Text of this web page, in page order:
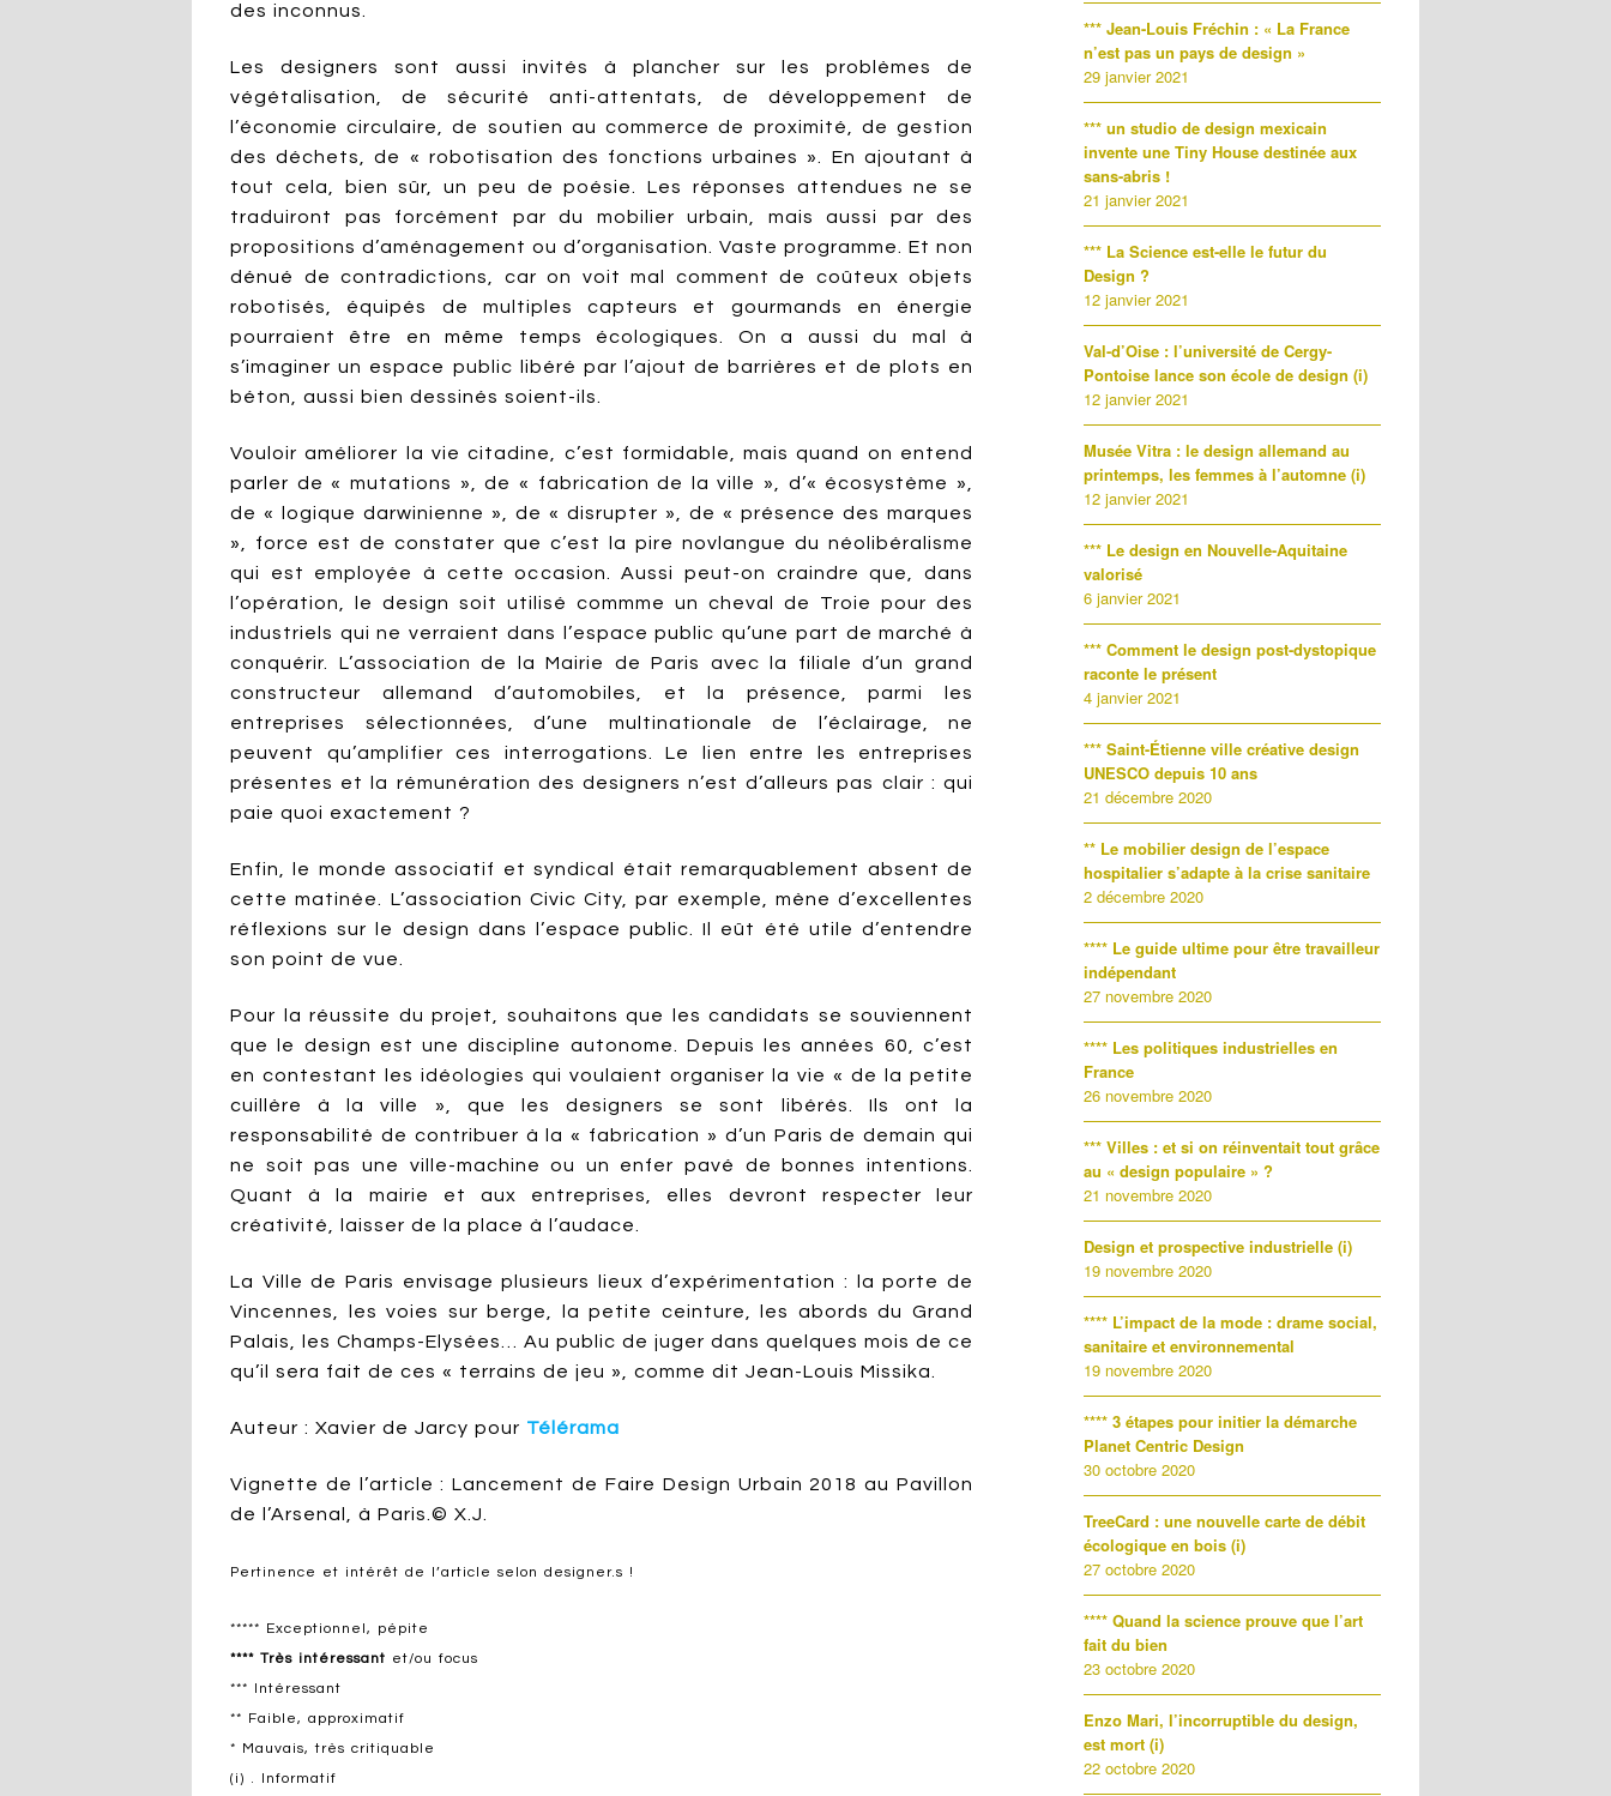
des inconnus.
Les designers sont aussi invités à plancher sur les problèmes de
végétalisation, de sécurité anti-attentats, de développement de
l’économie circulaire, de soutien au commerce de proximité, de gestion
des déchets, de « robotisation des fonctions urbaines ». En ajoutant à
tout cela, bien sûr, un peu de poésie. Les réponses attendues ne se
traduiront pas forcément par du mobilier urbain, mais aussi par des
propositions d’aménagement ou d’organisation. Vaste programme. Et non
dénué de contradictions, car on voit mal comment de coûteux objets
robotisés, équipés de multiples capteurs et gourmands en énergie
pourraient être en même temps écologiques. On a aussi du mal à
s’imaginer un espace public libéré par l’ajout de barrières et de plots en
béton, aussi bien dessinés soient-ils.
Vouloir améliorer la vie citadine, c’est formidable, mais quand on entend
parler de « mutations », de « fabrication de la ville », d’« écosystème »,
de « logique darwinienne », de « disrupter », de « présence des marques
», force est de constater que c’est la pire novlangue du néolibéralisme
qui est employée à cette occasion. Aussi peut-on craindre que, dans
l’opération, le design soit utilisé commme un cheval de Troie pour des
industriels qui ne verraient dans l’espace public qu’une part de marché à
conquérir. L’association de la Mairie de Paris avec la filiale d’un grand
constructeur allemand d’automobiles, et la présence, parmi les
entreprises sélectionnées, d’une multinationale de l’éclairage, ne
peuvent qu’amplifier ces interrogations. Le lien entre les entreprises
présentes et la rémunération des designers n’est d’alleurs pas clair : qui
paie quoi exactement ?
Enfin, le monde associatif et syndical était remarquablement absent de
cette matinée. L’association Civic City, par exemple, mène d’excellentes
réflexions sur le design dans l’espace public. Il eût été utile d’entendre
son point de vue.
Pour la réussite du projet, souhaitons que les candidats se souviennent
que le design est une discipline autonome. Depuis les années 60, c’est
en contestant les idéologies qui voulaient organiser la vie « de la petite
cuillère à la ville », que les designers se sont libérés. Ils ont la
responsabilité de contribuer à la « fabrication » d’un Paris de demain qui
ne soit pas une ville-machine ou un enfer pavé de bonnes intentions.
Quant à la mairie et aux entreprises, elles devront respecter leur
créativité, laisser de la place à l’audace.
La Ville de Paris envisage plusieurs lieux d’expérimentation : la porte de
Vincennes, les voies sur berge, la petite ceinture, les abords du Grand
Palais, les Champs-Elysées… Au public de juger dans quelques mois de ce
qu’il sera fait de ces « terrains de jeu », comme dit Jean-Louis Missika.
Auteur : Xavier de Jarcy pour Télérama
Vignette de l’article : Lancement de Faire Design Urbain 2018 au Pavillon
de l’Arsenal, à Paris.© X.J.
Pertinence et intérêt de l’article selon designer.s !
***** Exceptionnel, pépite
**** Très intéressant et/ou focus
*** Intéressant
** Faible, approximatif
* Mauvais, très critiquable
(i) . Informatif
*** Jean-Louis Fréchin : « La France
n’est pas un pays de design »
29 janvier 2021
*** un studio de design mexicain
invente une Tiny House destinée aux
sans-abris !
21 janvier 2021
*** La Science est-elle le futur du
Design ?
12 janvier 2021
Val-d’Oise : l’université de Cergy-
Pontoise lance son école de design (i)
12 janvier 2021
Musée Vitra : le design allemand au
printemps, les femmes à l’automne (i)
12 janvier 2021
*** Le design en Nouvelle-Aquitaine
valorisé
6 janvier 2021
*** Comment le design post-dystopique
raconte le présent
4 janvier 2021
*** Saint-Étienne ville créative design
UNESCO depuis 10 ans
21 décembre 2020
** Le mobilier design de l’espace
hospitalier s’adapte à la crise sanitaire
2 décembre 2020
**** Le guide ultime pour être travailleur
indépendant
27 novembre 2020
**** Les politiques industrielles en
France
26 novembre 2020
*** Villes : et si on réinventait tout grâce
au « design populaire » ?
21 novembre 2020
Design et prospective industrielle (i)
19 novembre 2020
**** L’impact de la mode : drame social,
sanitaire et environnemental
19 novembre 2020
**** 3 étapes pour initier la démarche
Planet Centric Design
30 octobre 2020
TreeCard : une nouvelle carte de débit
écologique en bois (i)
27 octobre 2020
**** Quand la science prouve que l’art
fait du bien
23 octobre 2020
Enzo Mari, l’incorruptible du design,
est mort (i)
22 octobre 2020